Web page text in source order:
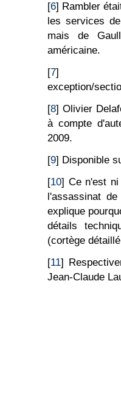
[6] Rambler
les services
mais de
américaine.
[7]
exception/
[8] Olivier
à compte
2009.
[9] Disponible
[10] Ce n'est ni
l'assassinat
explique
détails
(cortège
[11]
Jean-Claude